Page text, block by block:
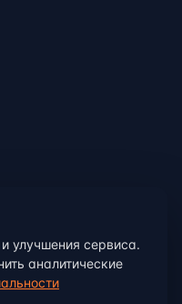
Transfer Italia ·Милан,
улучшения сервиса.
аналитические